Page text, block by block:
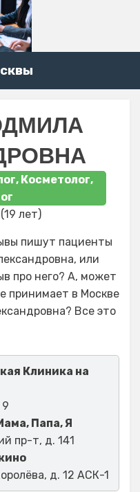
Косметолог,
лет)
пишут пациенты
или
про него? А, может
принимает в Москве
Все это
Клиника на
9
Папа, Я
пр-т, д. 141
д. 12 АСК-1